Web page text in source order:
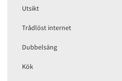
Utsikt
Trådlöst internet
Dubbelsäng
Kök